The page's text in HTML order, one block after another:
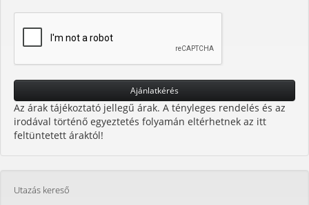
Az árak tájékoztató jellegű árak. A tényleges rendelés és az
irodával történő egyeztetés folyamán eltérhetnek az itt
feltüntetett áraktól!
Utazás kereső